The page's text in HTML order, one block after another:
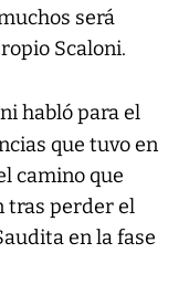
será
Scaloni.
habló para el
que tuvo en
camino que
tras perder el
en la fase